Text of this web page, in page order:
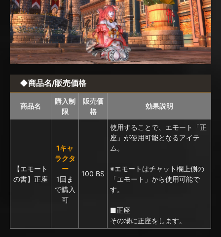
◆商品名/販売価格
商品名
購入制
限
販売価
格
効果説明
【エモート
の書】正座
1キャ
ラクタ
ー
1回ま
で購入
可
100 BS
使用することで、エモート「正
座」が使用可能となるアイテ
ム。
※エモートはチャット欄上側の
「エモート」から使用可能で
す。
■正座
その場に正座をします。